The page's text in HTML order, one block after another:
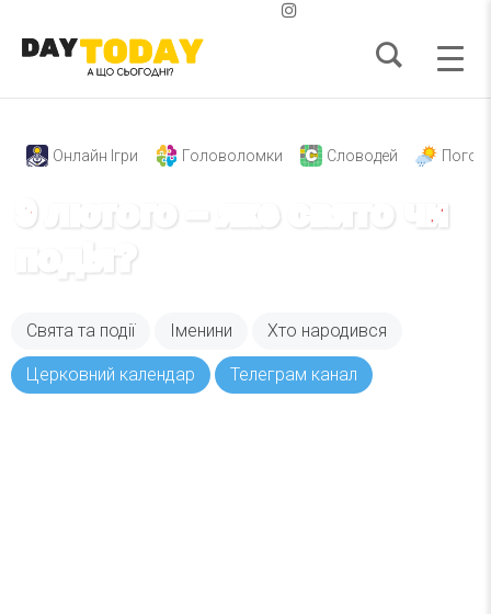
Онлайн Ігри Головоломки Словодей
9 лютого – яке свято чи
подія?
Свята та події Іменини Хто народився
Церковний календар Телеграм канал